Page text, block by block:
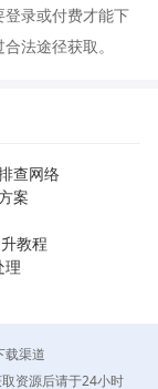
录或付费才能下
法途径获取。
查网络
案
教程
理
载渠道
资源后请于24小时